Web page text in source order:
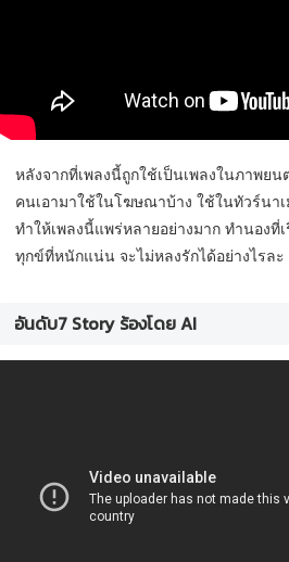
หลังจากที่เพลงนี้ถูกใช้เป็นเพลงในภาพยน
คนเอามาใช้ในโฆษณาบ้าง ใช้ในทัวร์นา
ทำให้เพลงนี้แพร่หลายอย่างมาก ทำนองที่
ทุกข์ที่หนักแน่น จะไม่หลงรักได้อย่างไรละ
อันดับ7 Story ร้องโดย AI